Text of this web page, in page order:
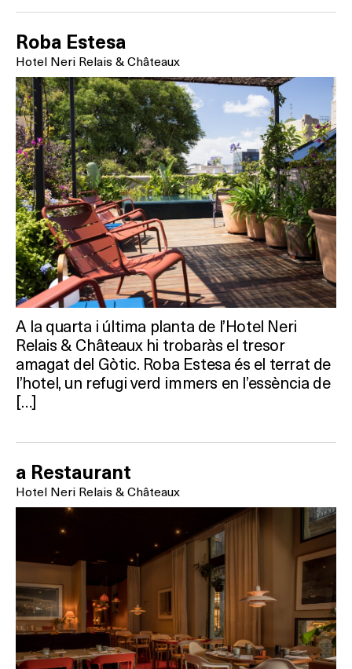
RESTAURANTS
SALES
Activitats
On?
Roba Estesa
Hotel Neri Relais & Châteaux
A la quarta i última planta de l’Hotel Neri
Relais & Châteaux hi trobaràs el tresor
amagat del Gòtic. Roba Estesa és el terrat de
l’hotel, un refugi verd immers en l’essència de
[…]
a Restaurant
Hotel Neri Relais & Châteaux